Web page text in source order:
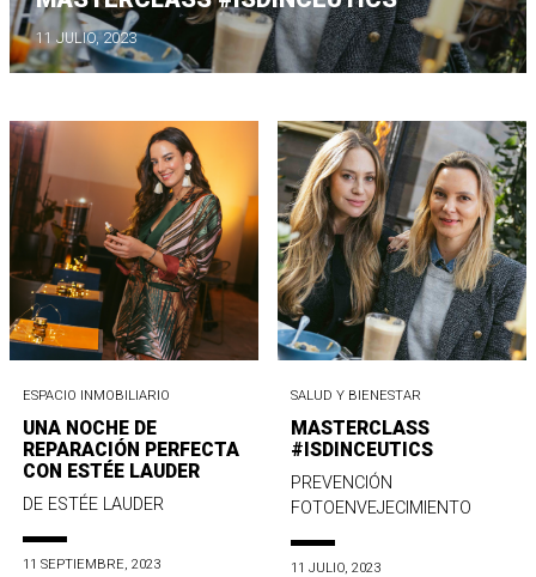
11 JULIO, 2023
ESPACIO INMOBILIARIO
UNA NOCHE DE
REPARACIÓN PERFECTA
CON ESTÉE LAUDER
DE ESTÉE LAUDER
11 SEPTIEMBRE, 2023
SALUD Y BIENESTAR
MASTERCLASS
#ISDINCEUTICS
PREVENCIÓN
FOTOENVEJECIMIENTO
11 JULIO, 2023